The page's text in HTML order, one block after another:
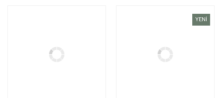
YENİ